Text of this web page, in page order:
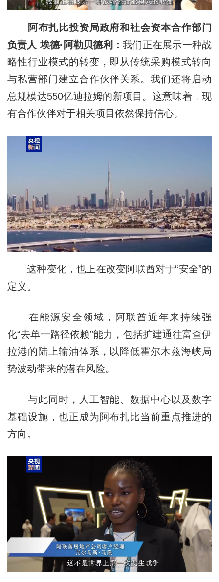
阿布扎比投资局政府和社会资本合作部门
负责人 埃德·阿勒贝德利：我们正在展示一种战
略性行业模式的转变，即从传统采购模式转向
与私营部门建立合作伙伴关系。我们还将启动
总规模达550亿迪拉姆的新项目。这意味着，现
有合作伙伴对于相关项目依然保持信心。
这种变化，也正在改变阿联酋对于“安全”的
定义。
在能源安全领域，阿联酋近年来持续强
化“去单一路径依赖”能力，包括扩建通往富查伊
拉港的陆上输油体系，以降低霍尔木兹海峡局
势波动带来的潜在风险。
与此同时，人工智能、数据中心以及数字
基础设施，也正成为阿布扎比当前重点推进的
方向。